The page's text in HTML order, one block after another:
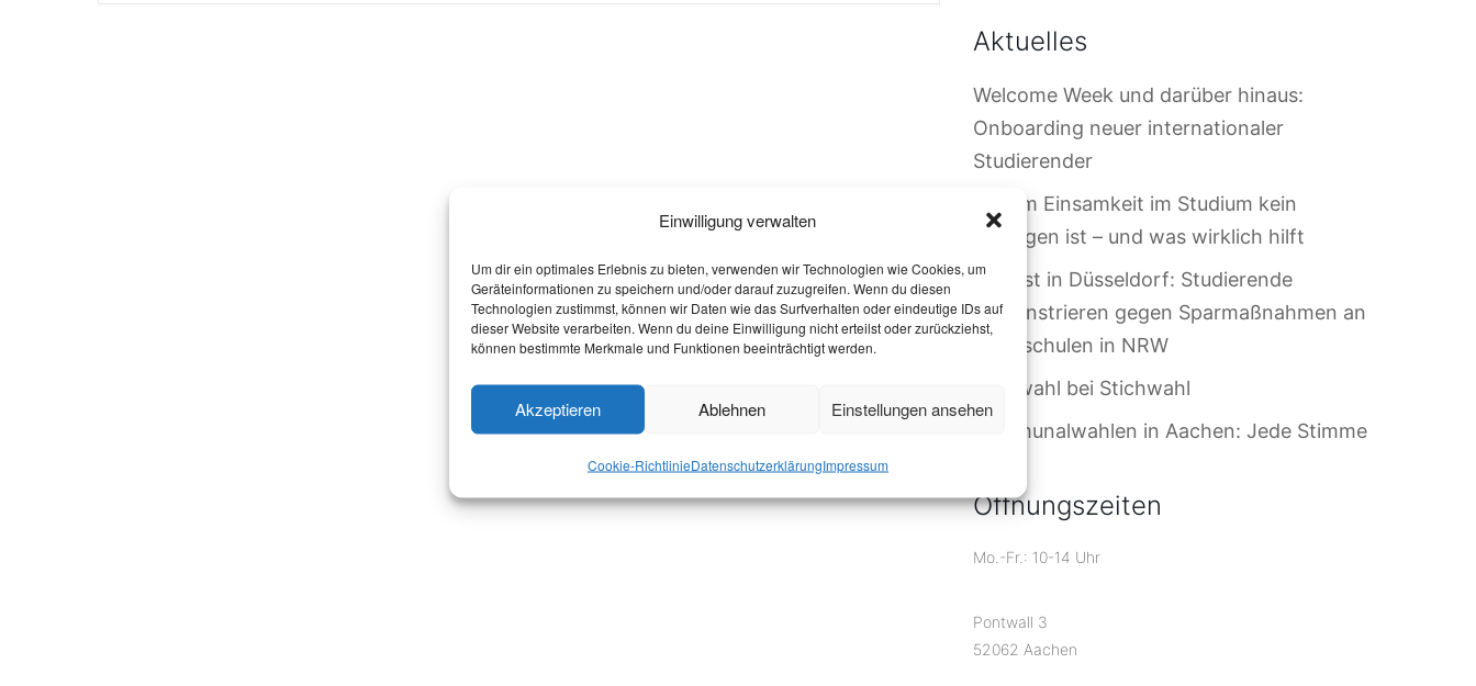
Einwilligung verwalten
Um dir ein optimales Erlebnis zu bieten, verwenden wir Technologien wie Cookies, um
Geräteinformationen zu speichern und/oder darauf zuzugreifen. Wenn du diesen
Technologien zustimmst, können wir Daten wie das Surfverhalten oder eindeutige IDs auf
dieser Website verarbeiten. Wenn du deine Einwilligung nicht erteilst oder zurückziehst,
können bestimmte Merkmale und Funktionen beeinträchtigt werden.
Akzeptieren Ablehnen Einstellungen ansehen
Cookie-RichtlinieDatenschutzerklärungImpressum
Aktuelles
Welcome Week und darüber hinaus:
Onboarding neuer internationaler
Studierender
Warum Einsamkeit im Studium kein
Versagen ist – und was wirklich hilft
Protest in Düsseldorf: Studierende
demonstrieren gegen Sparmaßnahmen an
Hochschulen in NRW
Briefwahl bei Stichwahl
Kommunalwahlen in Aachen: Jede Stimme
Öffnungszeiten
Mo.-Fr.: 10-14 Uhr
Pontwall 3
52062 Aachen